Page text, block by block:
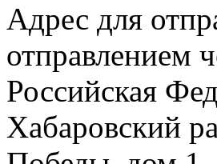
Адрес для
Российская
Хабаровский